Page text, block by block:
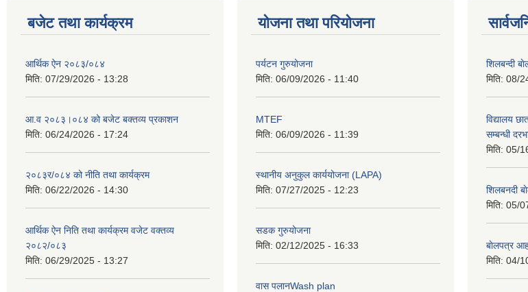
बजेट तथा कार्यक्रम
आर्थिक ऐन २०८३/०८४
मिति: 07/29/2026 - 13:28
आ.व २०८३।०८४ को बजेट बक्तव्य प्रकाशन
मिति: 06/24/2026 - 17:24
२०८३र/०८४ को नीति तथा कार्यक्रम
मिति: 06/22/2026 - 14:30
आर्थिक ऐन निति तथा कार्यक्रम वजेट वक्तव्य
२०८२/०८३
मिति: 06/29/2025 - 13:27
योजना तथा परियोजना
पर्यटन गुरुयोजना
मिति: 06/09/2026 - 11:40
MTEF
मिति: 06/09/2026 - 11:39
स्थानीय अनुकुल कार्ययोजना (LAPA)
मिति: 07/27/2025 - 12:23
सडक गुरुयोजना
मिति: 02/12/2025 - 16:33
वास पलानWash plan
शिलबन्दी
मिति: 08/
विद्यालय
सम्बन्धी
मिति: 05/
शिलबनदी
मिति: 05/
बाेलपत्र
मिति: 04/